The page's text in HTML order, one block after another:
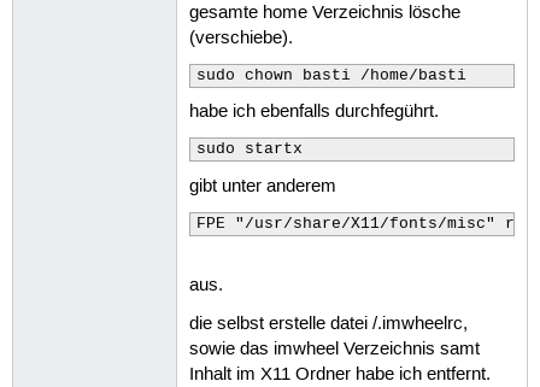
gesamte home Verzeichnis lösche
(verschiebe).
sudo chown basti /home/basti
habe ich ebenfalls durchfegührt.
sudo startx
gibt unter anderem
FPE "/usr/share/X11/fonts/misc"
aus.
die selbst erstelle datei /.imwheelrc,
sowie das imwheel Verzeichnis samt
Inhalt im X11 Ordner habe ich entfernt.